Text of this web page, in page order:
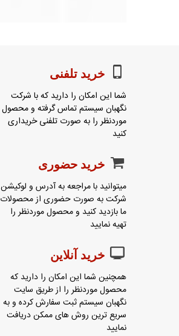
خرید تلفنی
شما این امکان را دارید که با شرکت
نگهبان سیستم تماس گرفته و محصول
موردنظر را به صورت تلفنی خریداری
کنید
خرید حضوری
میتوانید با مراجعه به آدرس و لوکیشن
شرکت به صورت حضوری از محصولات
ما بازدید کنید و محصول موردنظر را
تهیه نمایید
خرید آنلاین
همچنین شما این امکان را دارید که
محصول موردنظر را از طریق سایت
نگهبان سیستم ثبت سفارش کرده و به
سریع ترین روش های ممکن دریافت
نمایید